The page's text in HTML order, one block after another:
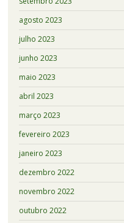
agosto 2023
julho 2023
junho 2023
maio 2023
abril 2023
março 2023
fevereiro 2023
janeiro 2023
dezembro 2022
novembro 2022
outubro 2022